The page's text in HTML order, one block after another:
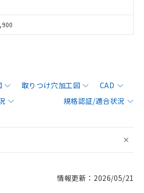
取りつけ穴加工図
CAD
規格認証/適合状況
情報更新：2026/05/21